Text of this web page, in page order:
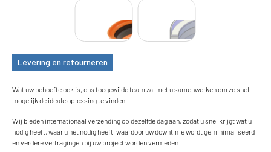
Levering en retourneren
Wat uw behoefte ook is, ons toegewijde team zal met u samenwerken om zo snel
mogelijk de ideale oplossing te vinden.
Wij bieden internationaal verzending op dezelfde dag aan, zodat u snel krijgt wat u
nodig heeft, waar u het nodig heeft, waardoor uw downtime wordt geminimaliseerd
en verdere vertragingen bij uw project worden vermeden.